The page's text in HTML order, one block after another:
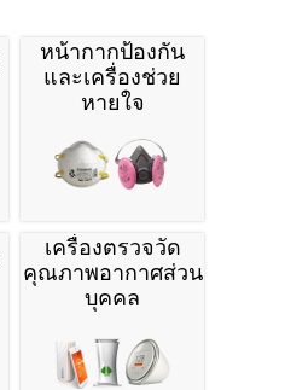
หน้ากากป้องกัน
และเครื่องช่วย
หายใจ
เครื่องตรวจวัด
คุณภาพอากาศส่วน
บุคคล